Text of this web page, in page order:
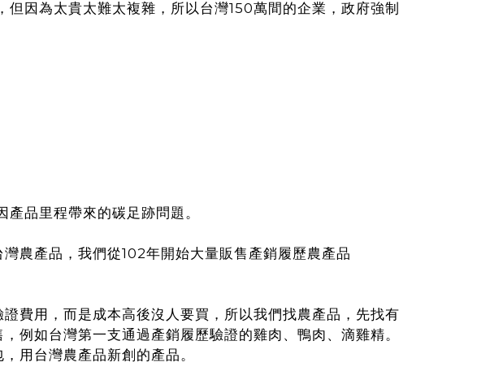
因為太貴太難太複雜，所以台灣150萬間的企業，政府強制
品里程帶來的碳足跡問題。
農產品，我們從102年開始大量販售產銷履歷農產品
費用，而是成本高後沒人要買，所以我們找農產品，先找有
例如台灣第一支通過產銷履歷驗證的雞肉、鴨肉、滴雞精。
用台灣農產品新創的產品。